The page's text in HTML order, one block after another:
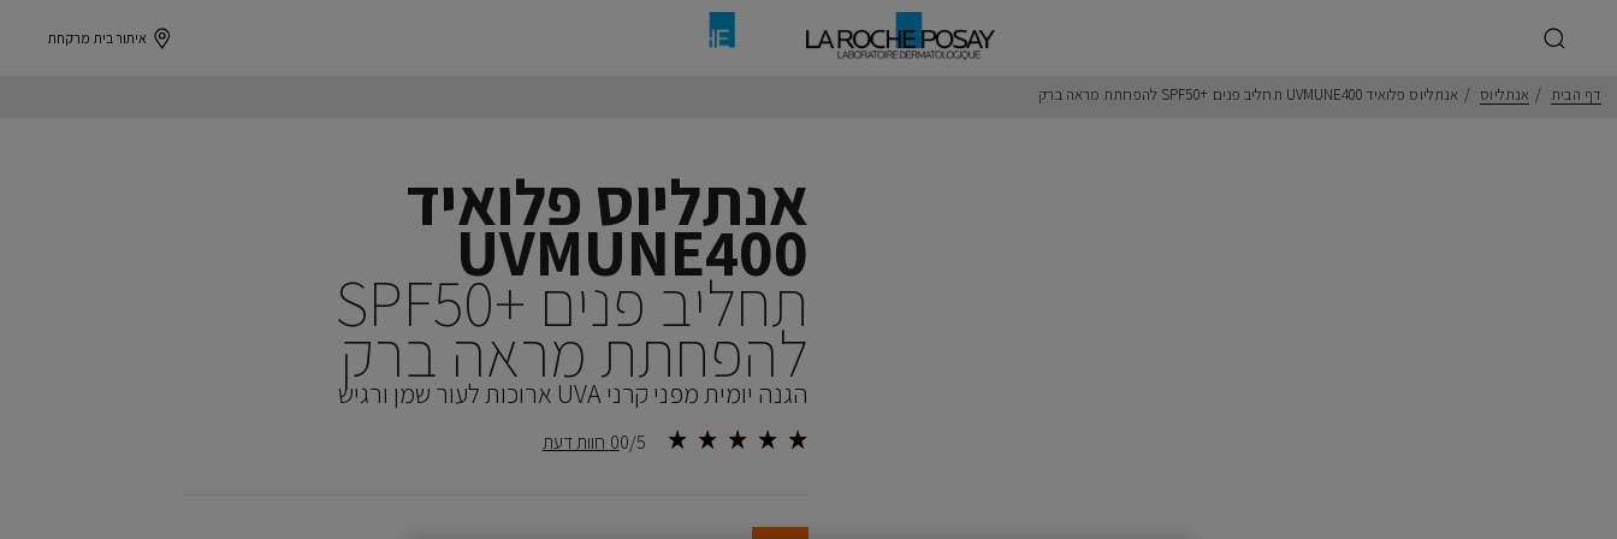
איתור בית מרקחת
דף הבית אנתליוס אנתליוס פלואיד UVMUNE400 תחליב פנים SPF50+‎ להפחתת מראה ברק
אנתליוס פלואיד
UVMUNE400
תחליב פנים SPF50+‎
להפחתת מראה ברק
הגנה יומית מפני קרני UVA ארוכות לעור שמן ורגיש
0/50 חוות דעת